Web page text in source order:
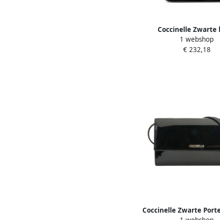
Coccinelle Zwarte
schoudertas Black
1 webshop
€ 232,18
Coccinelle Zwarte